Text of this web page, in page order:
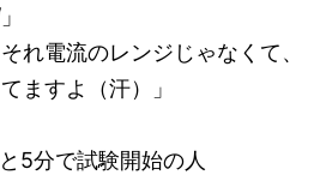
電流のレンジじゃなくて、
ますよ（汗）」
5分で試験開始の人